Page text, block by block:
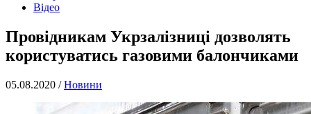
Відео
Провідникам Укрзалізниці дозволять
користуватись газовими балончиками
05.08.2020 /Новини